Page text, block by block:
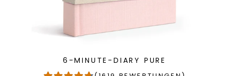
6-MINUTE-DIARY PURE